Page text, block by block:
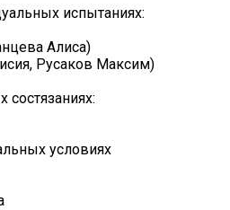
испытаниях:
Алиса)
Русаков Максим)
условиях